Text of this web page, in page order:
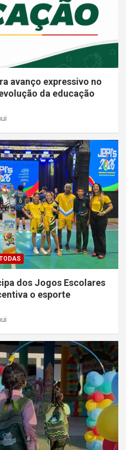
avanço expressivo no
da educação
dos Jogos Escolares
o esporte